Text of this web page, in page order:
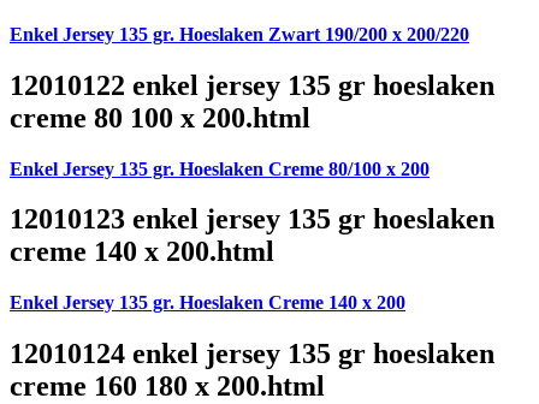
Enkel Jersey 135 gr. Hoeslaken Zwart 190/200 x 200/220
12010122 enkel jersey 135 gr hoeslaken
creme 80 100 x 200.html
Enkel Jersey 135 gr. Hoeslaken Creme 80/100 x 200
12010123 enkel jersey 135 gr hoeslaken
creme 140 x 200.html
Enkel Jersey 135 gr. Hoeslaken Creme 140 x 200
12010124 enkel jersey 135 gr hoeslaken
creme 160 180 x 200.html